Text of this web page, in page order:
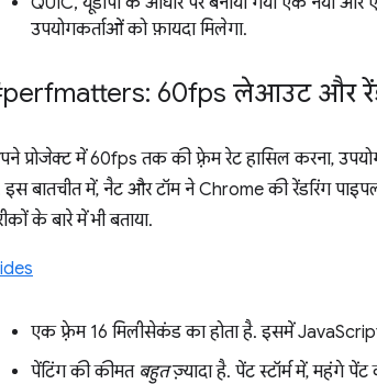
उपयोगकर्ताओं को फ़ायदा मिलेगा.
60fps लेआउट और
प्रोजेक्ट में 60fps तक की फ़्रेम रेट हासिल करना,
इस बातचीत में, नैट और टॉम ने Chrome की रेंडरिंग
के बारे में भी बताया.
एक फ़्रेम 16 मिलीसेकंड का होता है. इसमें
पेंटिंग की कीमत बहुतज़्यादा है. पेंट स्टॉर्म में, महंगे